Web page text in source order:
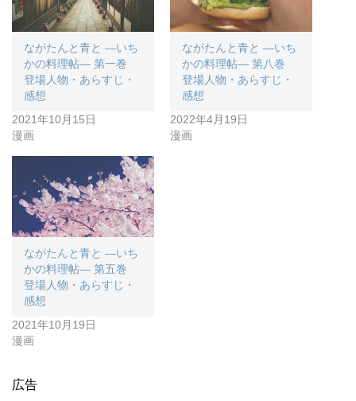
ながたんと青と ―いち
かの料理帖― 第一巻
登場人物・あらすじ・
感想
2021年10月15日
漫画
ながたんと青と ―いち
かの料理帖― 第八巻
登場人物・あらすじ・
感想
2022年4月19日
漫画
ながたんと青と ―いち
かの料理帖― 第五巻
登場人物・あらすじ・
感想
2021年10月19日
漫画
広告